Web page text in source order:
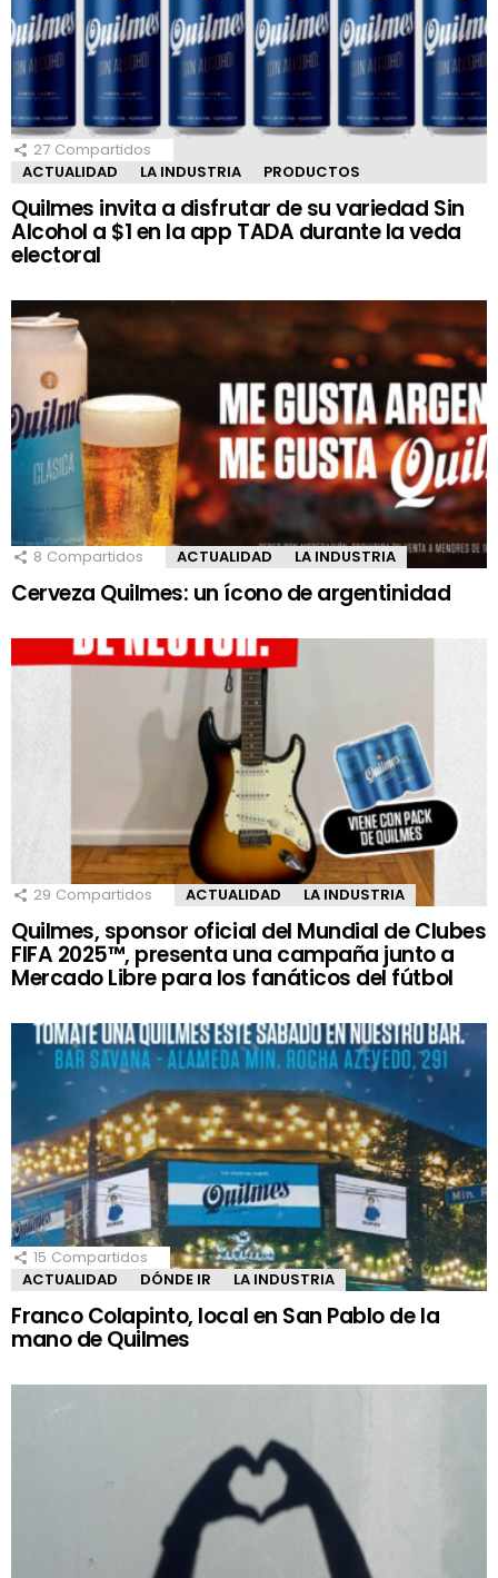
27 Compartidos
ACTUALIDAD
LA INDUSTRIA PRODUCTOS
Quilmes invita a disfrutar de su variedad Sin
Alcohol a $1 en la app TADA durante la veda
electoral
8 Compartidos ACTUALIDAD LA INDUSTRIA
Cerveza Quilmes: un ícono de argentinidad
29 Compartidos ACTUALIDAD LA INDUSTRIA
Quilmes, sponsor oficial del Mundial de Clubes
FIFA 2025™, presenta una campaña junto a
Mercado Libre para los fanáticos del fútbol
15 Compartidos
ACTUALIDAD
DÓNDE IR LA INDUSTRIA
Franco Colapinto, local en San Pablo de la
mano de Quilmes